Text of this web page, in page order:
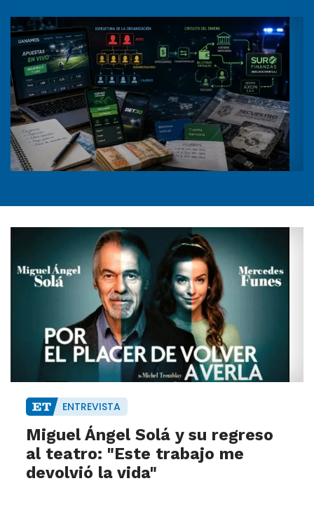
ENTREVISTA
Miguel Ángel Solá y su regreso
al teatro: "Este trabajo me
devolvió la vida"